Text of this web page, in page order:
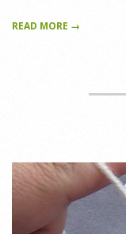
READ MORE →